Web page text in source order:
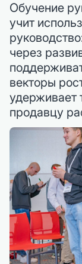
Обучение
учит
через
векторы
удерживает
продавцу